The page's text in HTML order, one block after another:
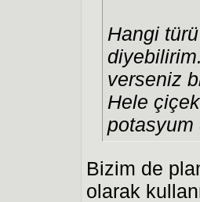
Hangi
verseniz
Hele
potasyum
Bizim de
olarak